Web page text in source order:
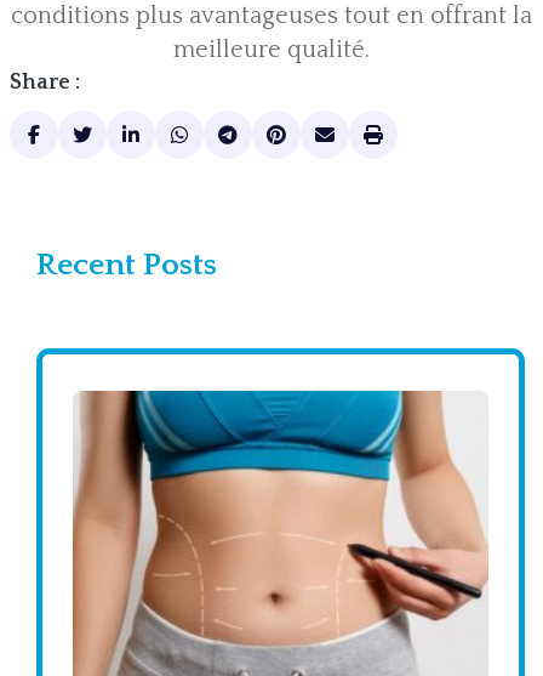
conditions plus avantageuses tout en offrant la
meilleure qualité.
Share :
Recent Posts